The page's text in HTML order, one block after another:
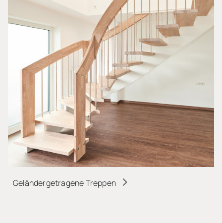
Geländergetragene Treppen